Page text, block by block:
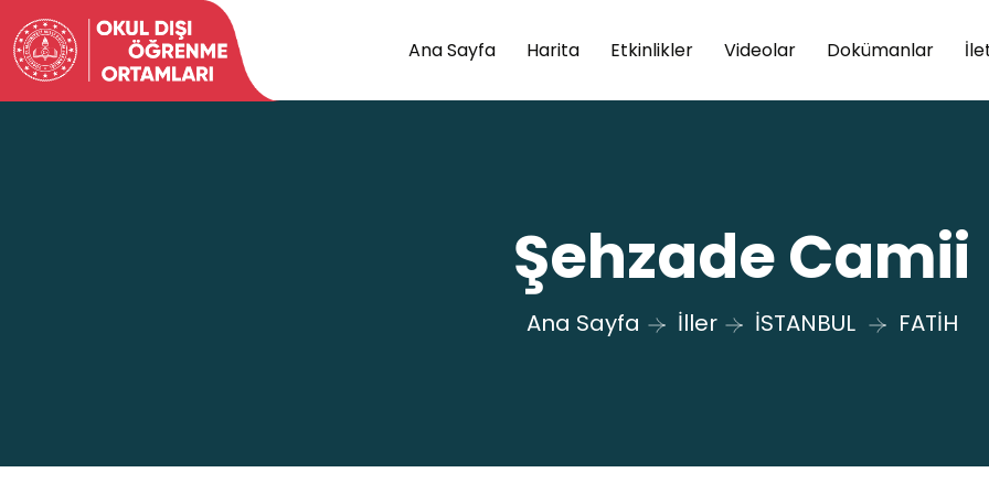
Ana Sayfa Harita Etkinlikler Videolar Dokümanlar
Şehzade Camii
Ana Sayfa İller İSTANBUL FATİH